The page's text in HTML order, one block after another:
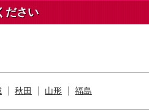
ださい
秋田 山形 福島